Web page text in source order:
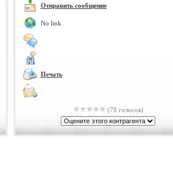
Отправить сообщение
No link
Печать
(78 голосов)